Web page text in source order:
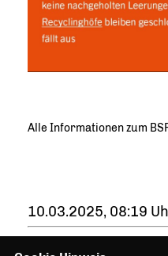
Alle Informationen zum
10.03.2025, 08:19